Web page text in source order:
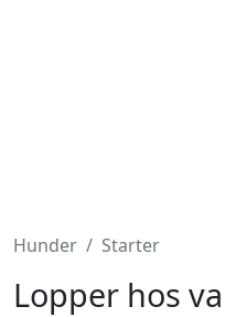
Hunder Starter
Lopper hos